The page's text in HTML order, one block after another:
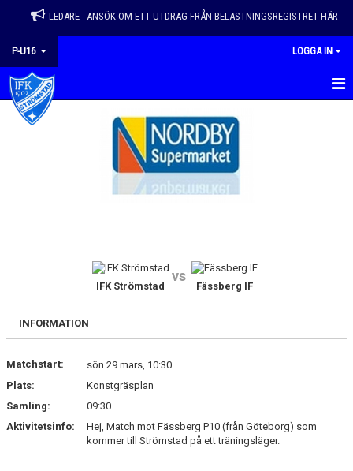
LEDARE - ANSÖK OM ETT UTDRAG FRÅN BELASTNINGSREGISTRET HÄR
P-U16 LOGGA IN
HEM
DOKUMENT
IFK Strömstad
vs
Fässberg IF
INFORMATION
Matchstart:
sön 29 mars, 10:30
Plats:
Konstgräsplan
Samling:
09:30
Aktivitetsinfo:
Hej, Match mot Fässberg P10 (från Göteborg) som
kommer till Strömstad på ett träningsläger.